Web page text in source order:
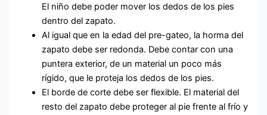
El niño debe poder mover los dedos de los pies
dentro del zapato.
Al igual que en la edad del pre-gateo, la horma del
zapato debe ser redonda. Debe contar con una
puntera exterior, de un material un poco más
rígido, que le proteja los dedos de los pies.
El borde de corte debe ser flexible. El material del
resto del zapato debe proteger al pie frente al frío y